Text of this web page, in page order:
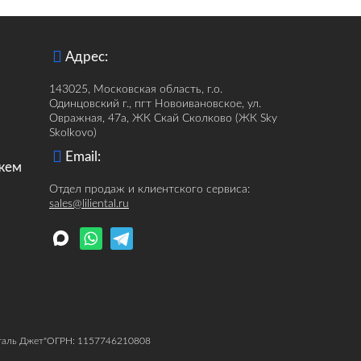
Адрес:
143025, Московская область, г.о.
Одинцовский г., пгт Новоивановское, ул.
Овражная, 47а, ЖК Скай Сколково (ЖК Sky
Skolkovo)
Email:
Отдел продаж и клиентского сервиса:
sales@liliental.ru
Джет"ОГРН: 1157746210808